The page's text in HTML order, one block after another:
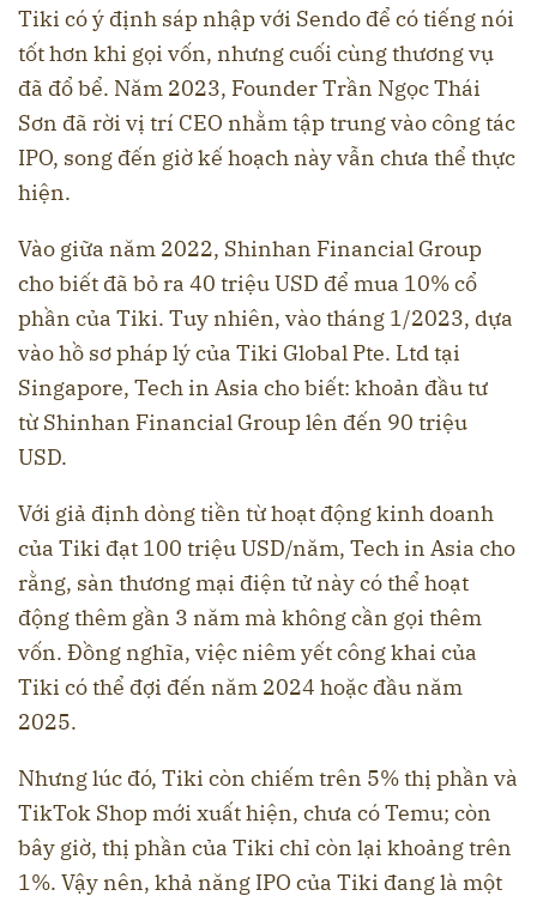
Tiki có ý định sáp nhập với Sendo để có tiếng nói
tốt hơn khi gọi vốn, nhưng cuối cùng thương vụ
đã đổ bể. Năm 2023, Founder Trần Ngọc Thái
Sơn đã rời vị trí CEO nhằm tập trung vào công tác
IPO, song đến giờ kế hoạch này vẫn chưa thể thực
hiện.
Vào giữa năm 2022, Shinhan Financial Group
cho biết đã bỏ ra 40 triệu USD để mua 10% cổ
phần của Tiki. Tuy nhiên, vào tháng 1/2023, dựa
vào hồ sơ pháp lý của Tiki Global Pte. Ltd tại
Singapore, Tech in Asia cho biết: khoản đầu tư
từ Shinhan Financial Group lên đến 90 triệu
USD.
Với giả định dòng tiền từ hoạt động kinh doanh
của Tiki đạt 100 triệu USD/năm, Tech in Asia cho
rằng, sàn thương mại điện tử này có thể hoạt
động thêm gần 3 năm mà không cần gọi thêm
vốn. Đồng nghĩa, việc niêm yết công khai của
Tiki có thể đợi đến năm 2024 hoặc đầu năm
2025.
Nhưng lúc đó, Tiki còn chiếm trên 5% thị phần và
TikTok Shop mới xuất hiện, chưa có Temu; còn
bây giờ, thị phần của Tiki chỉ còn lại khoảng trên
1%. Vậy nên, khả năng IPO của Tiki đang là một